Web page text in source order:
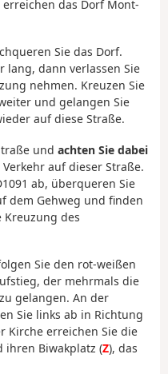
das Dorf Mont-
Sie das Dorf.
lang, dann verlassen Sie
nehmen. Kreuzen Sie
und gelangen Sie
auf diese Straße.
und achten Sie dabei
auf dieser Straße.
ab, überqueren Sie
dem Gehweg und finden
Kreuzung des
Sie den rot-weißen
der mehrmals die
gelangen. An der
Sie links ab in Richtung
Kirche erreichen Sie die
ihren Biwakplatz (Z), das